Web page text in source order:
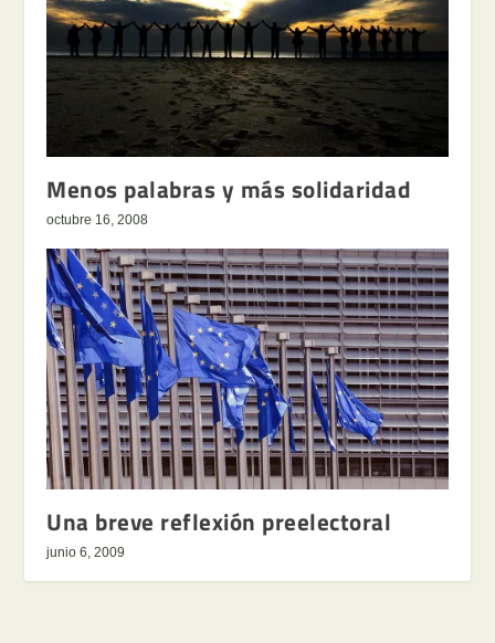
Menos palabras y más solidaridad
octubre 16, 2008
Una breve reflexión preelectoral
junio 6, 2009